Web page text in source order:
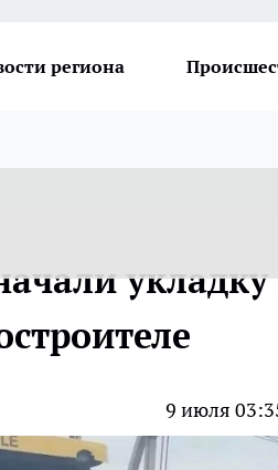
региона
укладку
9 июля